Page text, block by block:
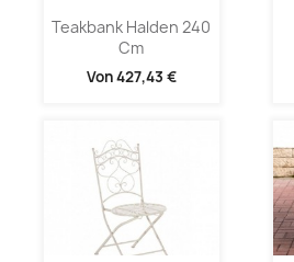
Teakbank Halden 240
Cm
Von427,43 €